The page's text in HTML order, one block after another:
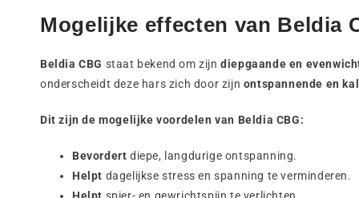
Mogelijke effecten van Beldia
Beldia CBG staat bekend om zijndiepgaande en
onderscheidt deze hars zich door zijn ontspannende en
Dit zijn de mogelijke voordelen van Beldia CBG:
Bevordert diepe, langdurige ontspanning.
Helpt dagelijkse stress en spanning te verminderen.